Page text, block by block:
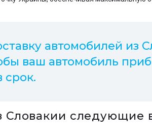
автомобилей из
ваш автомобиль
срок.
Словакии следующие